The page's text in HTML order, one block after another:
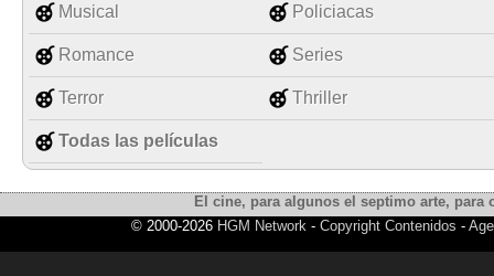
Musical Policiacas
Romance Series
Terror Thriller
Todas las películas
El cine, para algunos el septimo arte,
© 2000-2026 HGM Network- Copyright Contenidos -